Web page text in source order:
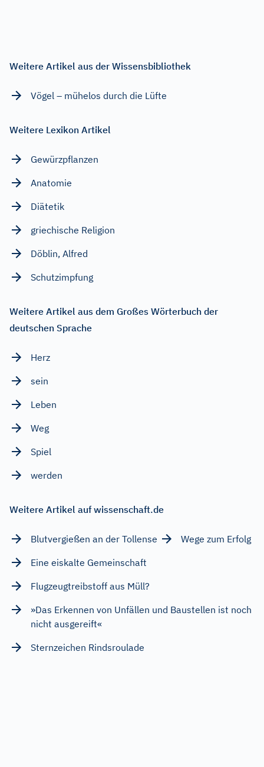
Weitere Artikel aus der Wissensbibliothek
Vögel – mühelos durch die Lüfte
Weitere Lexikon Artikel
Gewürzpflanzen
Anatomie
Diätetik
griechische Religion
Döblin, Alfred
Schutzimpfung
Weitere Artikel aus dem Großes Wörterbuch der
deutschen Sprache
Herz
sein
Leben
Weg
Spiel
werden
Weitere Artikel auf wissenschaft.de
Blutvergießen an der Tollense
Wege zum Erfolg
Eine eiskalte Gemeinschaft
Flugzeugtreibstoff aus Müll?
»Das Erkennen von Unfällen und Baustellen ist noch
nicht ausgereift«
Sternzeichen Rindsroulade